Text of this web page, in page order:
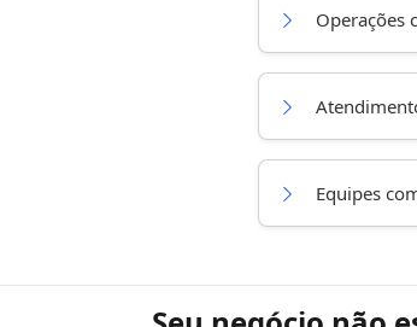
Operações
Equipes